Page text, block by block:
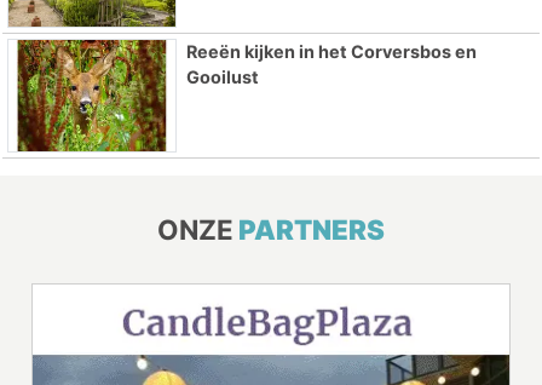
Reeën kijken in het Corversbos en
Gooilust
ONZE PARTNERS